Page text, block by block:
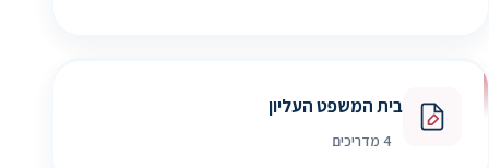
בית המשפט העליון
4 מדריכים